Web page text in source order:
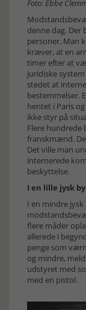
Foto: Ebbe
denne dag. Der
personer. Man
kræver, at en
timer efter at
juridiske
stedet at
bestemmelser.
hentet i Paris
ikke styr på
Flere hundrede
franskmænd.
Det ville man
internerede
beskyttelse.
I en lille jysk
I en mindre
flere måder
allerede i
penge som
og mindre,
udstyret med
med en pistol.